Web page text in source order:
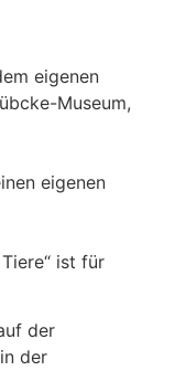
eigenen
Museum,
eigenen
ist für
der
in der